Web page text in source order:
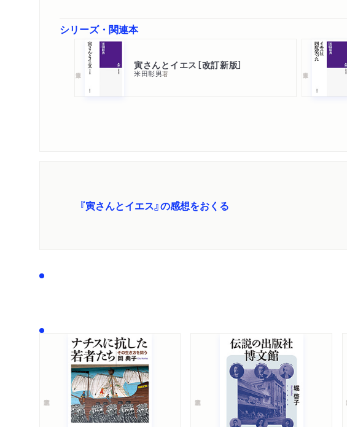
シリーズ・関連本
寅さんとイエス［改訂新版］
米田彰男著
『寅さんとイエス』の感想をおくる